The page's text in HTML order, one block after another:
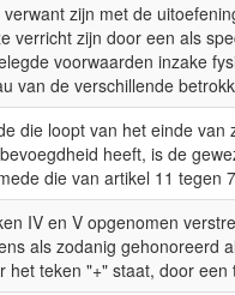
zijn met de
verricht zijn door een als
voorwaarden inzake
van de verschillende
die loopt van het einde
heeft, is de
die van artikel 11 tegen
IV en V opgenomen
als zodanig gehonoreerd
het teken "+" staat, door een